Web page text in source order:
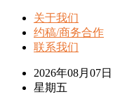
关于我们
约稿/商务合作
联系我们
2026年08月07日
星期五